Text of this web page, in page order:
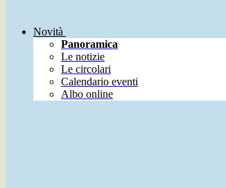
Novità
Panoramica
Le notizie
Le circolari
Calendario eventi
Albo online